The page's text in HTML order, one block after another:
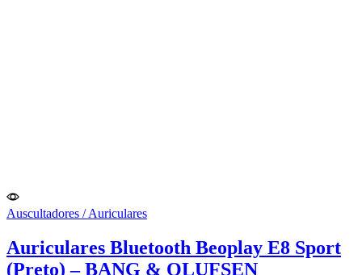
Auscultadores / Auriculares
Auriculares Bluetooth Beoplay E8 Sport
(Preto) – BANG & OLUFSEN